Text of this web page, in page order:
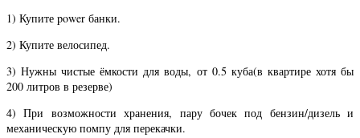
1) Купите power банки.
2) Купите велосипед.
3) Нужны чистые ёмкости для воды, от 0.5 куба(в квартире хотя бы
200 литров в резерве)
4) При возможности хранения, пару бочек под бензин/дизель и
механическую помпу для перекачки.